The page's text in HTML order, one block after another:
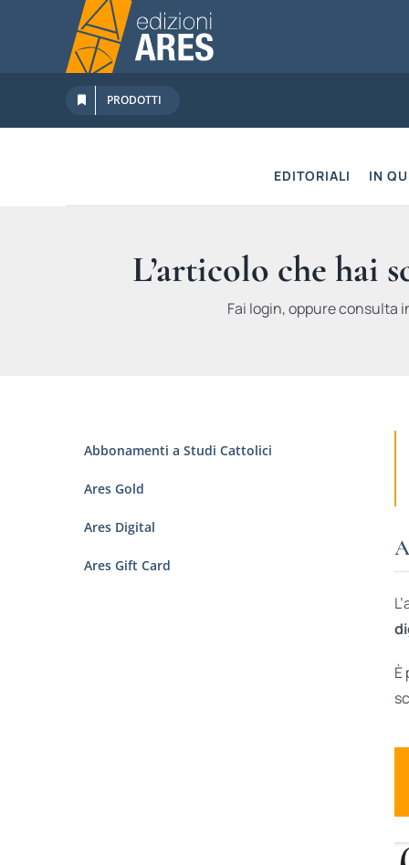
contenuto
PRODOTTI
EDITORIALI IN
L’articolo che hai
Fai login, oppure consulta
È
Abbonamenti a Studi Cattolici
Ares Gold
Ares Digital
Ares Gift Card